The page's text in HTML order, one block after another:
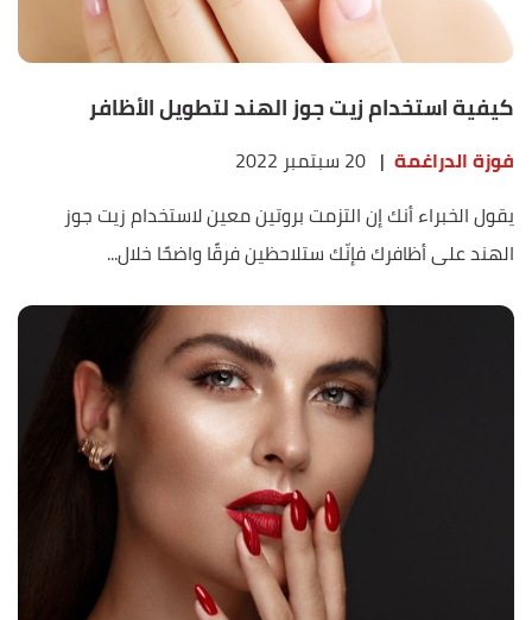
كيفية استخدام زيت جوز الهند لتطويل الأظافر
فوزة الدراغمة | 20 سبتمبر 2022
يقول الخبراء أنك إن التزمت بروتين معين لاستخدام زيت جوز
الهند على أظافرك فإنّك ستلاحظين فرقًا واضحًا خلال...